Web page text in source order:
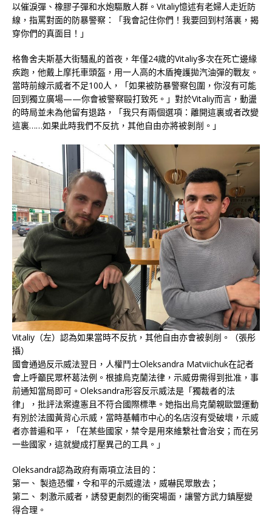
以催淚彈、橡膠子彈和水炮驅散人群。Vitaliy憶述有老婦人走近防
線，指罵對面的防暴警察：「我會記住你們！我要回到村落裏，揭
穿你們的真面目！」
格魯舍夫斯基大街騷亂的首夜，年僅24歲的Vitaliy多次在死亡邊緣
疾跑，他戴上摩托車頭盔，用一人高的木盾掩護拋汽油彈的戰友。
當時前線示威者不足100人，「如果被防暴警察包圍，你沒有可能
回到獨立廣場——你會被警察毆打致死。」對於Vitaliy而言，動盪
的時局並未為他留有退路，「我只有兩個選項：離開這裏或者改變
這裏……如果此時我們不反抗，其他自由亦將被剝削。」
Vitaliy（左）認為如果當時不反抗，其他自由亦會被剝削。（張彤
攝）
國會通過反示威法翌日，人權鬥士Oleksandra Matviichuk在記者
會上呼籲民眾杯葛法例。根據烏克蘭法律，示威毋需得到批准，事
前通知當局即可。Oleksandra形容反示威法是「獨裁者的法
律」，批評法案違憲且不符合國際標準。她指出烏克蘭親歐盟運動
有別於法國黃背心示威，當時基輔市中心的名店沒有受破壞，示威
者亦普遍和平，「在某些國家，禁令是用來維繫社會治安；而在另
一些國家，這就變成打壓異己的工具。」
Oleksandra認為政府有兩項立法目的：
第一、 製造恐懼，令和平的示威違法，威嚇民眾散去；
第二、 刺激示威者，誘發更劇烈的衝突場面，讓警方武力鎮壓變
得合理。